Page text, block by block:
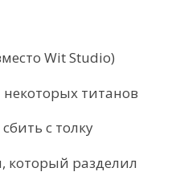
Wit Studio)
некоторых титанов
с толку
который разделил